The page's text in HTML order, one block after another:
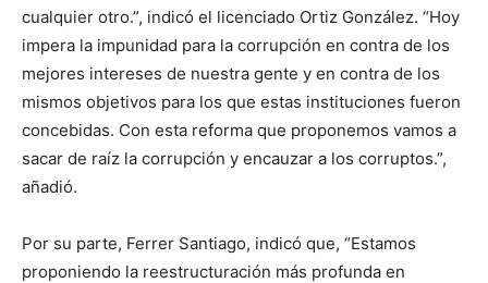
cualquier otro.”, indicó el licenciado Ortiz González. “Hoy
impera la impunidad para la corrupción en contra de los
mejores intereses de nuestra gente y en contra de los
mismos objetivos para los que estas instituciones fueron
concebidas. Con esta reforma que proponemos vamos a
sacar de raíz la corrupción y encauzar a los corruptos.”,
añadió.
Por su parte, Ferrer Santiago, indicó que, “Estamos
proponiendo la reestructuración más profunda en